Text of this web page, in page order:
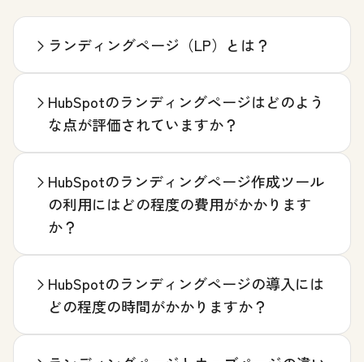
ランディングページ（LP）とは？
HubSpotのランディングページはどのよう
な点が評価されていますか？
HubSpotのランディングページ作成ツール
の利用にはどの程度の費用がかかります
か？
HubSpotのランディングページの導入には
どの程度の時間がかかりますか？